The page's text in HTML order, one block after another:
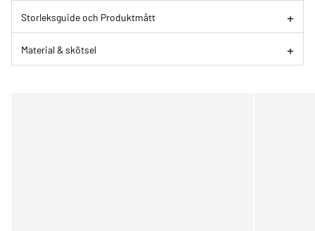
Storleksguide och Produktmått
Material & skötsel